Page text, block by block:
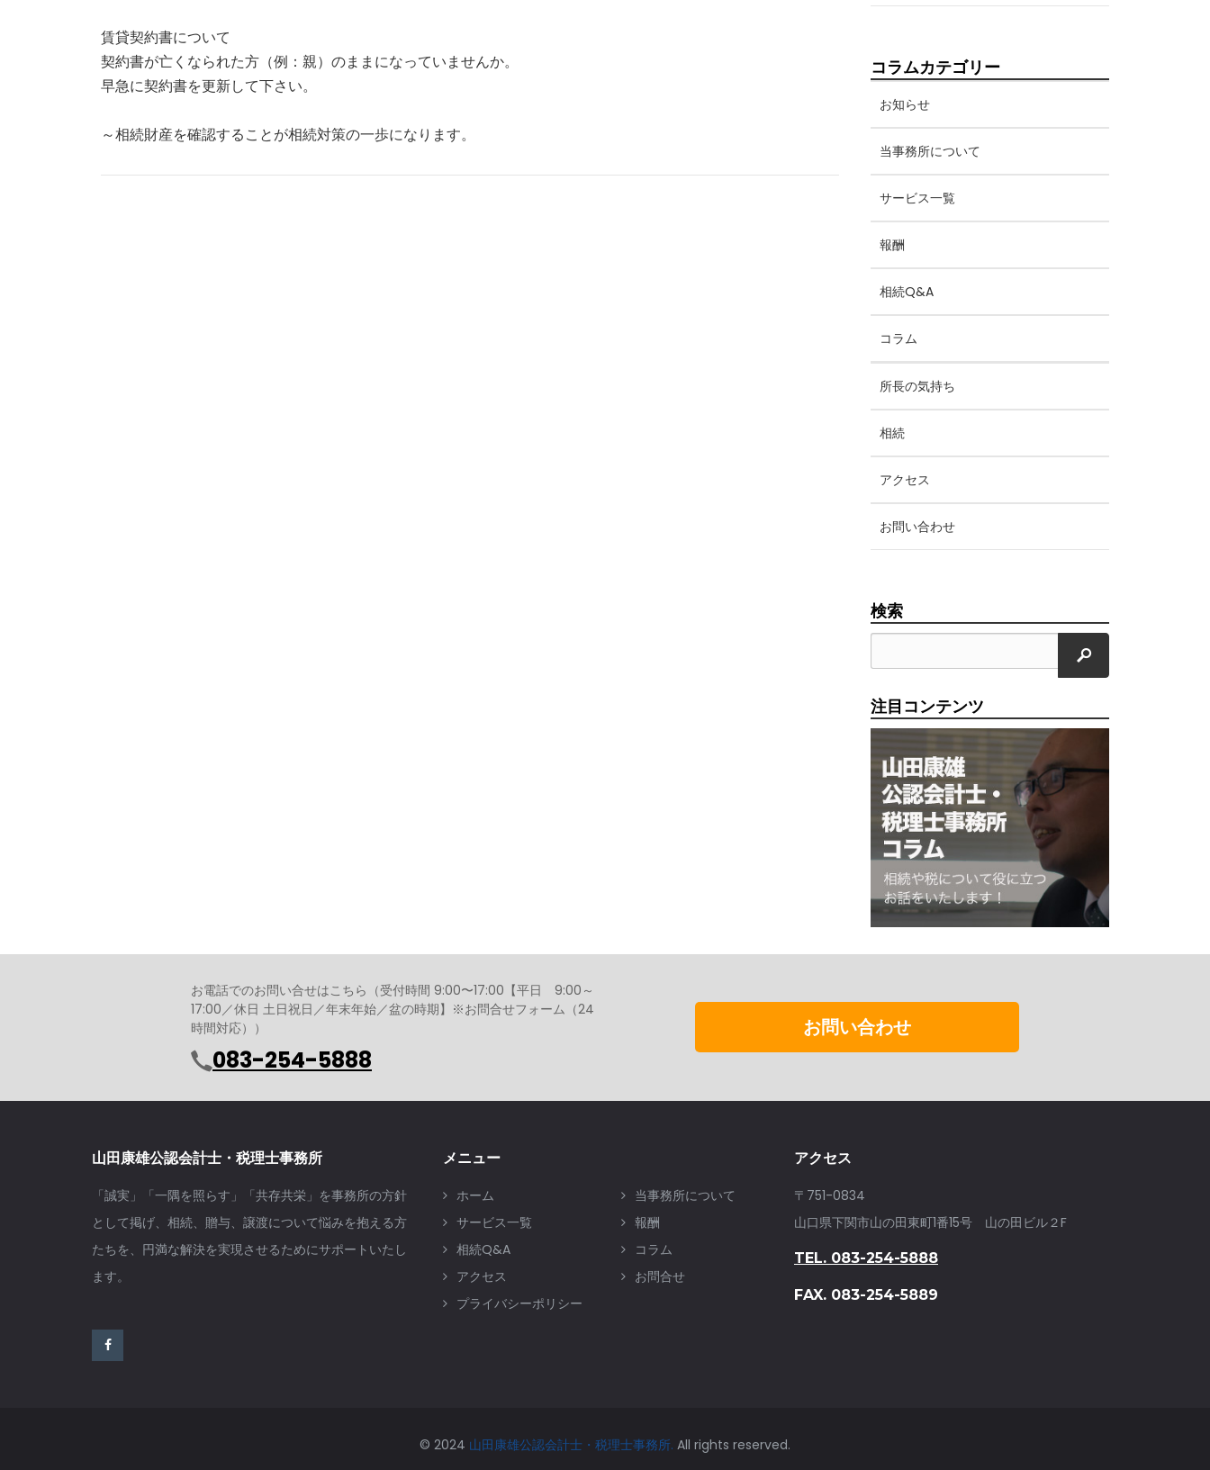
賃貸契約書について
契約書が亡くなられた方（例：親）のままになっていませんか。
早急に契約書を更新して下さい。
～相続財産を確認することが相続対策の一歩になります。
コラムカテゴリー
お知らせ
当事務所について
サービス一覧
報酬
相続Q&A
コラム
所長の気持ち
相続
アクセス
お問い合わせ
検索
検索
注目コンテンツ
お電話でのお問い合せはこちら（受付時間 9:00〜17:00【平日 9:00～
17:00／休日 土日祝日／年末年始／盆の時期】※お問合せフォーム（24
時間対応））
083-254-5888
お問い合わせ
山田康雄公認会計士・税理士事務所
「誠実」「一隅を照らす」「共存共栄」を事務所の方針
として掲げ、相続、贈与、譲渡について悩みを抱える方
たちを、円満な解決を実現させるためにサポートいたし
ます。
メニュー
ホーム
当事務所について
サービス一覧
報酬
相続Q&A
コラム
アクセス
お問合せ
プライバシーポリシー
アクセス
〒751-0834
山口県下関市山の田東町1番15号 山の田ビル２F
TEL. 083-254-5888
FAX. 083-254-5889
© 2024 山田康雄公認会計士・税理士事務所. All rights reserved.